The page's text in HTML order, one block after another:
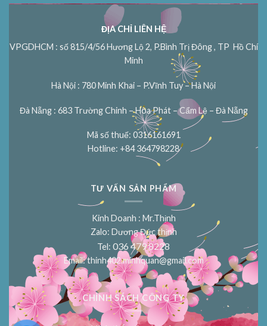
ĐỊA CHỈ LIÊN HỆ
VPGDHCM : số 815/4/56 Hương Lộ 2, P.Bình Trị Đông , TP Hồ Chí
Minh
Hà Nội : 780 Minh Khai – P.Vĩnh Tuy – Hà Nội
Đà Nẵng : 683 Trường Chinh – Hòa Phát – Cẩm Lệ – Đà Nẵng
Mã số thuế: 0316161691
Hotline: +84 364798228
TƯ VẤN SẢN PHẨM
Kinh Doanh : Mr.Thịnh
Zalo: Dương Đức thịnh
Tel: 036 479 8228
Email:thinh402.minhquan@gmail.com
CHÍNH SÁCH CÔNG TY